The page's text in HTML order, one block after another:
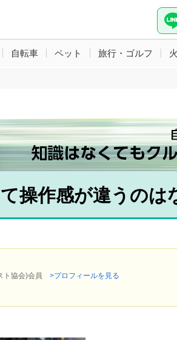
自転車 ペット 旅行・ゴルフ
操作感が違うのは
ト協会)会員 >プロフィールを見る